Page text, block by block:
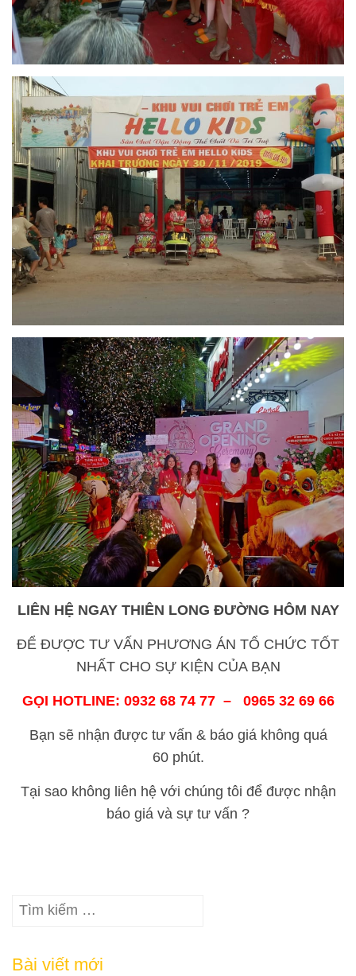
LIÊN HỆ NGAY THIÊN LONG ĐƯỜNG HÔM NAY
ĐỂ ĐƯỢC TƯ VẤN PHƯƠNG ÁN TỔ CHỨC TỐT
NHẤT CHO SỰ KIỆN CỦA BẠN
GỌI HOTLINE: 0932 68 74 77 – 0965 32 69 66
Bạn sẽ nhận được tư vấn & báo giá không quá
60 phút.
Tại sao không liên hệ với chúng tôi để được nhận
báo giá và sự tư vấn ?
Tìm
Bài viết mới